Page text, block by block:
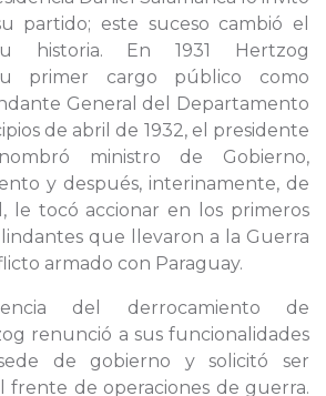
partido; este suceso cambió el
historia. En 1931 Hertzog
primer cargo público como
General del Departamento
de abril de 1932, el presidente
ministro de Gobierno,
y después, interinamente, de
le tocó accionar en los primeros
que llevaron a la Guerra
armado con Paraguay.
del derrocamiento de
renunció a sus funcionalidades
de gobierno y solicitó ser
frente de operaciones de guerra.